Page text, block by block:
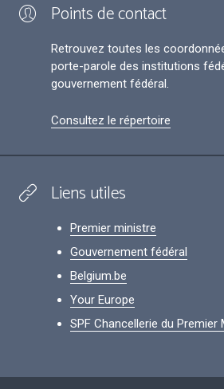
Points de contact
Retrouvez toutes les
porte-parole des institutions
gouvernement fédéral.
Consultez le répertoire
Liens utiles
Premier ministre
Gouvernement fédéral
Belgium.be
Your Europe
SPF Chancellerie du Premier